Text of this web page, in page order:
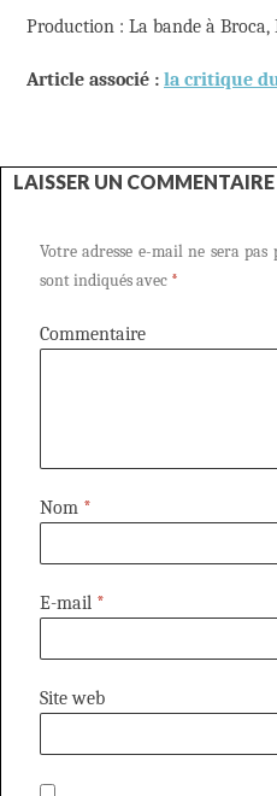
Production : La bande à Broca,
Article associé : la critique
LAISSER UN COMMENTAIRE
Votre adresse e-mail ne sera pas
sont indiqués avec *
Commentaire
Nom *
E-mail *
Site web